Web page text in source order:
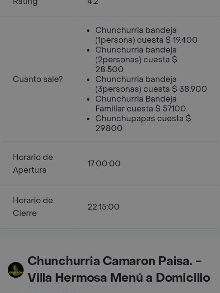
Cuanto sale?
Chunchurria bandeja
(1persona) cuesta $ 19.400
Chunchurria bandeja
(2personas) cuesta $
28.500
Chunchurria bandeja
(3personas) cuesta $ 38.900
Chunchurria Bandeja
Familiar cuesta $ 57.100
Chunchupapas cuesta $
29.800
Horario de
Apertura
17:00:00
Horario de
Cierre
22:15:00
Chunchurria Camaron Paisa. -
Villa Hermosa Menú a Domicilio